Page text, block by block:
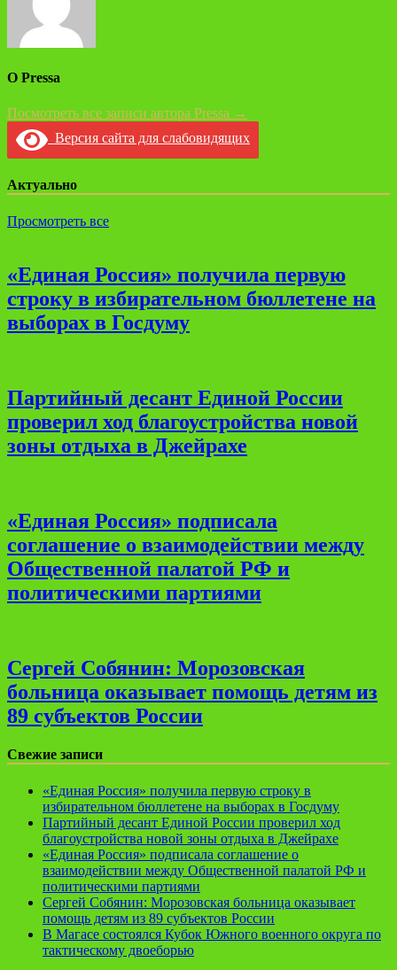
О Pressa
Посмотреть все записи автора Pressa →
Версия сайта для слабовидящих
Актуально
Просмотреть все
«Единая Россия» получила первую
строку в избирательном бюллетене на
выборах в Госдуму
Партийный десант Единой России
проверил ход благоустройства новой
зоны отдыха в Джейрахе
«Единая Россия» подписала
соглашение о взаимодействии между
Общественной палатой РФ и
политическими партиями
Сергей Собянин: Морозовская
больница оказывает помощь детям из
89 субъектов России
Свежие записи
«Единая Россия» получила первую строку в
избирательном бюллетене на выборах в Госдуму
Партийный десант Единой России проверил ход
благоустройства новой зоны отдыха в Джейрахе
«Единая Россия» подписала соглашение о
взаимодействии между Общественной палатой РФ и
политическими партиями
Сергей Собянин: Морозовская больница оказывает
помощь детям из 89 субъектов России
В Магасе состоялся Кубок Южного военного округа по
тактическому двоеборью